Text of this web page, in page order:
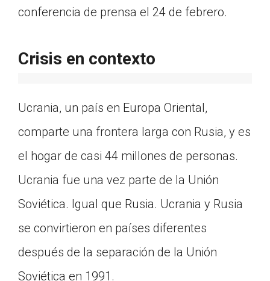
conferencia de prensa el 24 de febrero.
Crisis en contexto
Ucrania, un país en Europa Oriental,
comparte una frontera larga con Rusia, y es
el hogar de casi 44 millones de personas.
Ucrania fue una vez parte de la Unión
Soviética. Igual que Rusia. Ucrania y Rusia
se convirtieron en países diferentes
después de la separación de la Unión
Soviética en 1991.